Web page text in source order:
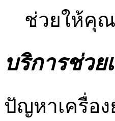
ช่วยให้คุณ
บริการช่ว
ปัญหาเครื่อ